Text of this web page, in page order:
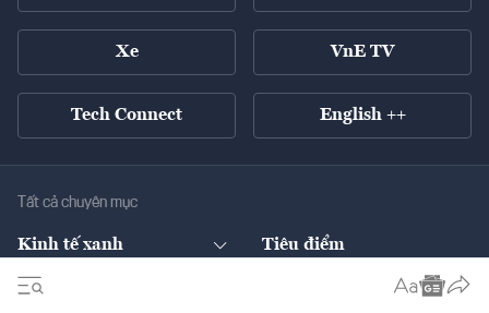
Xe VnE TV
Tech Connect English ++
Tất cả chuyên mục
Kinh tế xanh
Chuyển động xanh
Tiêu điểm
Tài chính